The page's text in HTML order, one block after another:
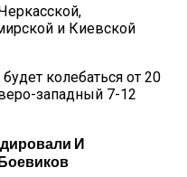
и Киевской
колебаться от 20
западный 7-12
И